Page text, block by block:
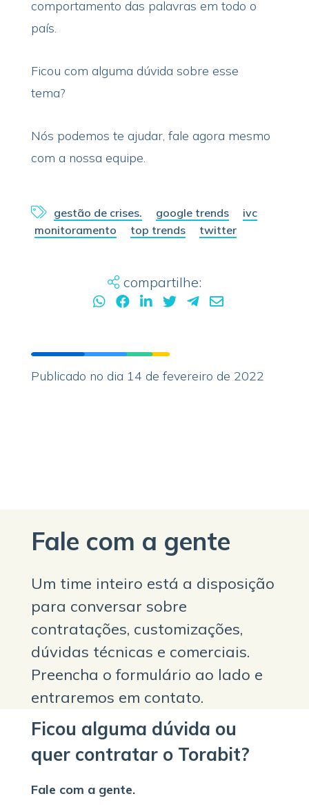
comportamento das palavras em todo o
país.
Ficou com alguma dúvida sobre esse
tema?
Nós podemos te ajudar, fale agora mesmo
com a nossa equipe.
gestão de crises. google trends
ivc
monitoramento
top trends twitter
compartilhe:
Publicado no dia 14 de fevereiro de 2022
Fale com a gente
Um time inteiro está a disposição
para conversar sobre
contratações, customizações,
dúvidas técnicas e comerciais.
Preencha o formulário ao lado e
entraremos em contato.
Ficou alguma dúvida ou
quer contratar o Torabit?
Fale com a gente.